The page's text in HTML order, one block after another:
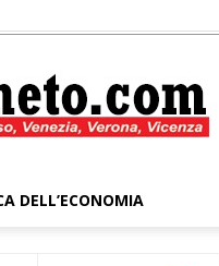
DELL’ECONOMIA